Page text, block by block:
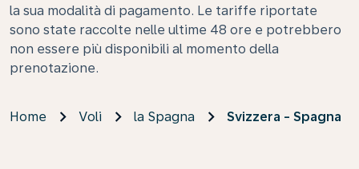
la sua modalità di pagamento. Le tariffe riportate
sono state raccolte nelle ultime 48 ore e potrebbero
non essere più disponibili al momento della
prenotazione.
Home Voli la Spagna Svizzera - Spagna